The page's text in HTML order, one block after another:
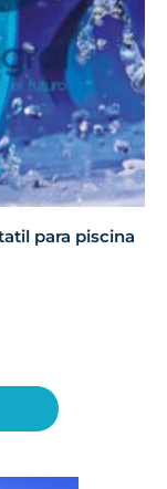
para piscina